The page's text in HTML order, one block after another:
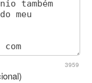
3959